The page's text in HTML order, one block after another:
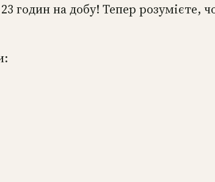
годин на добу! Тепер розумієте,